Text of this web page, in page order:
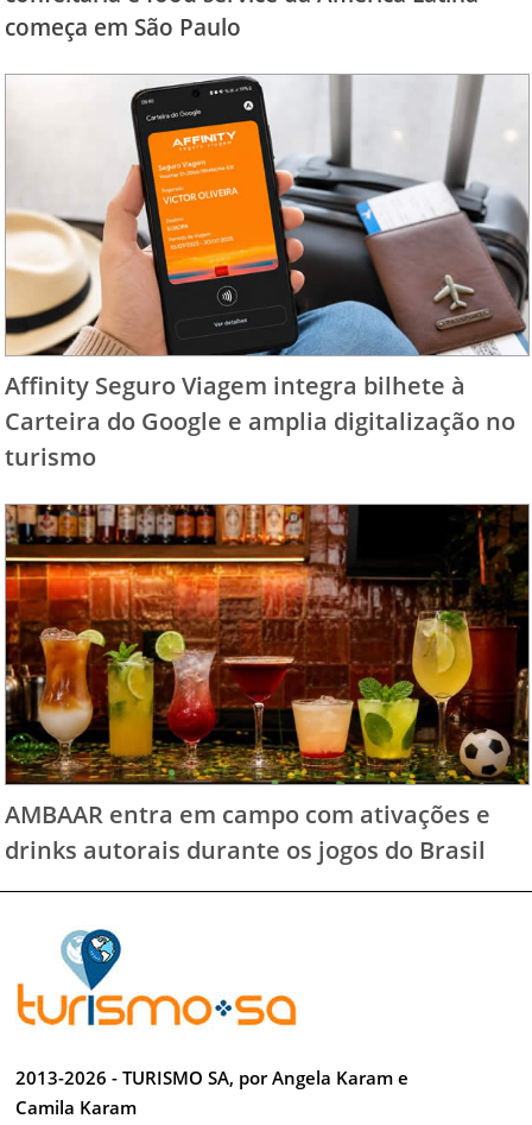
começa em São Paulo
Affinity Seguro Viagem integra bilhete à
Carteira do Google e amplia digitalização no
turismo
AMBAAR entra em campo com ativações e
drinks autorais durante os jogos do Brasil
2013-2026 - TURISMO SA, por Angela Karam e
Camila Karam